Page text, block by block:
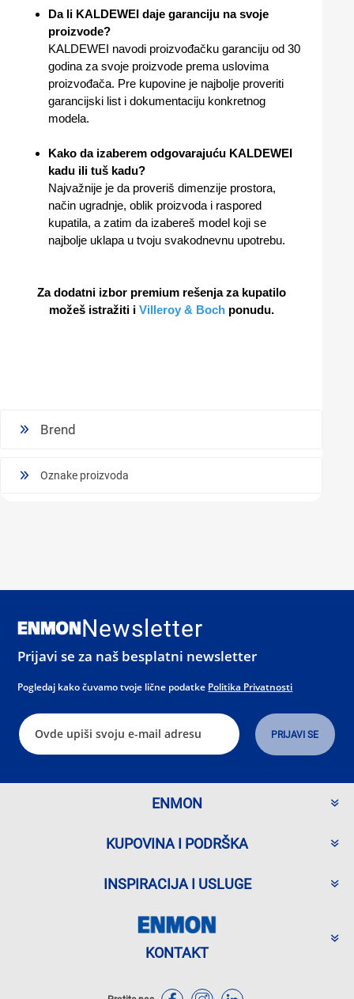
Da li KALDEWEI daje garanciju na svoje
proizvode?
KALDEWEI navodi proizvođačku garanciju od 30
godina za svoje proizvode prema uslovima
proizvođača. Pre kupovine je najbolje proveriti
garancijski list i dokumentaciju konkretnog
modela.
Kako da izaberem odgovarajuću KALDEWEI
kadu ili tuš kadu?
Najvažnije je da proveriš dimenzije prostora,
način ugradnje, oblik proizvoda i raspored
kupatila, a zatim da izabereš model koji se
najbolje uklapa u tvoju svakodnevnu upotrebu.
Za dodatni izbor premium rešenja za kupatilo
možeš istražiti i Villeroy & Bochponudu.
Brend
Oznake proizvoda
Newsletter
Prijavi se za naš besplatni newsletter
Pogledaj kako čuvamo tvoje lične podatke Politika Privatnosti
ENMON
KUPOVINA I PODRŠKA
INSPIRACIJA I USLUGE
KONTAKT